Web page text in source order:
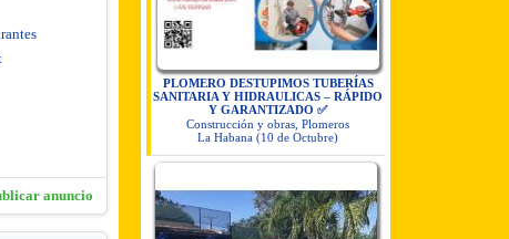
anuncio
PLOMERO DESTUPIMOS TUBERÍAS
SANITARIA Y HIDRAULICAS – RÁPIDO
Y GARANTIZADO ✅
Construcción y obras, Plomeros
La Habana (10 de Octubre)